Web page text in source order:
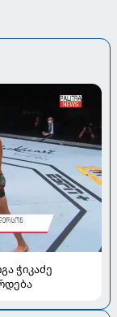
ჭიკაძე